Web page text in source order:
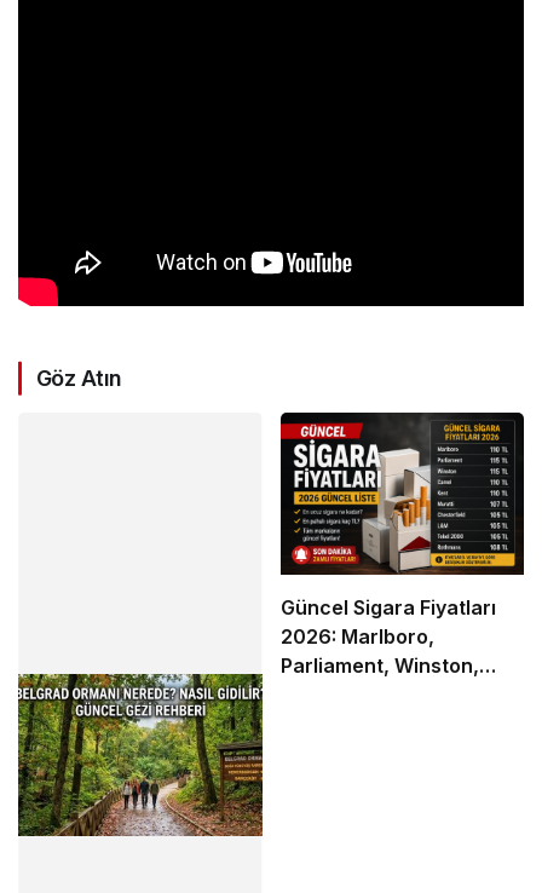
Göz Atın
Güncel Sigara Fiyatları
2026: Marlboro,
Parliament, Winston,